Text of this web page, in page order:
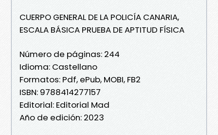
CUERPO GENERAL DE LA POLICÍA CANARIA,
ESCALA BÁSICA PRUEBA DE APTITUD FÍSICA
Número de páginas: 244
Idioma: Castellano
Formatos: Pdf, ePub, MOBI, FB2
ISBN: 9788414277157
Editorial: Editorial Mad
Año de edición: 2023